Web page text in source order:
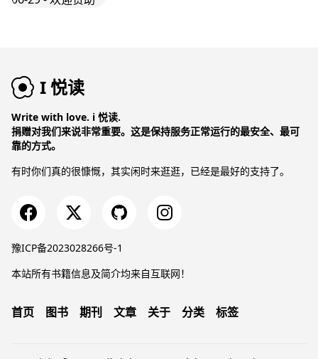
I 悦读
Write with love. i 悦读.
捐赠对我们来说非常重要。这是保持服务正常运行的最安全、最可
靠的方式。
有时你们真的很慷慨，其实闲时来逛逛，已经是最好的支持了。
豫ICP备2023028266号-1
本站所有书籍信息及简介均来自互联网！
首页 图书 期刊 文章 关于 分类 标签